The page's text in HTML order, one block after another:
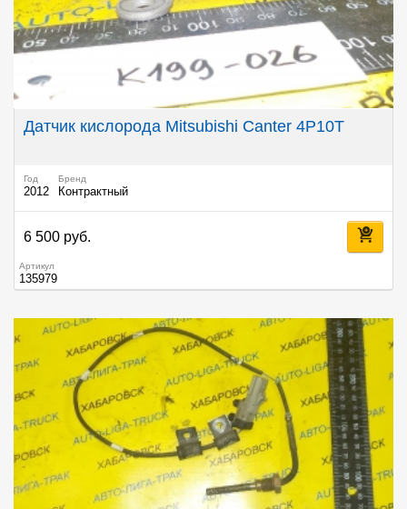
Датчик кислорода Mitsubishi Canter 4P10T
Год
2012
Бренд
Контрактный
6 500 руб.
Артикул
135979